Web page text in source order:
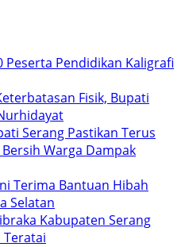
Peserta Pendidikan Kaligrafi
Fisik, Bupati
Serang Pastikan Terus
Warga Dampak
Terima Bantuan Hibah
Selatan
Kabupaten Serang
Teratai